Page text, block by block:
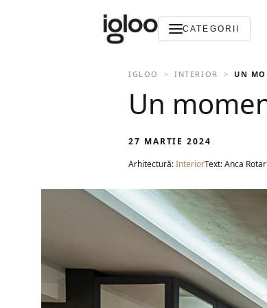
CATEGORII
IGLOO INTERIOR UN
Un
27 MARTIE 2024
Arhitectură:InteriorText: Anca Rotar